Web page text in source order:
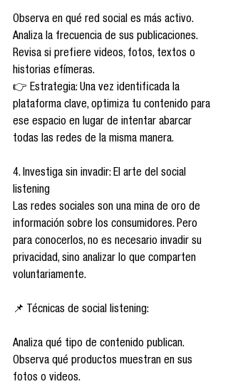
Observa en qué red social es más activo.
Analiza la frecuencia de sus publicaciones.
Revisa si prefiere videos, fotos, textos o
historias efímeras.
👉 Estrategia: Una vez identificada la
plataforma clave, optimiza tu contenido para
ese espacio en lugar de intentar abarcar
todas las redes de la misma manera.
4. Investiga sin invadir: El arte del social
listening
Las redes sociales son una mina de oro de
información sobre los consumidores. Pero
para conocerlos, no es necesario invadir su
privacidad, sino analizar lo que comparten
voluntariamente.
📌 Técnicas de social listening:
Analiza qué tipo de contenido publican.
Observa qué productos muestran en sus
fotos o videos.